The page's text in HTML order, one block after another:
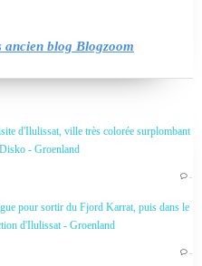
d'Ilulissat, ville très colorée surplombant
- Groenland
…
pour sortir du Fjord Karrat, puis dans le
d'Ilulissat - Groenland
…
ancien blog Blogzoom